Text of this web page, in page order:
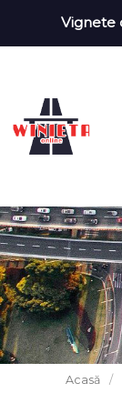
Vignete
Acasă /